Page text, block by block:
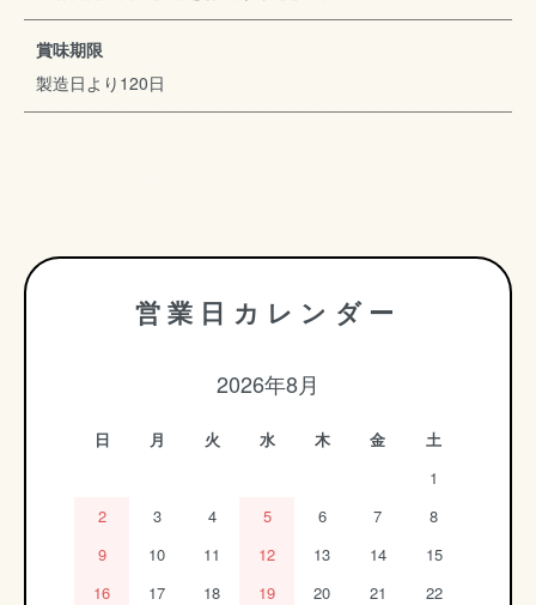
賞味期限
製造日より120日
営業日カレンダー
2026年8月
日 月 火 水 木 金
土
1
2
3 4 5 6 7
8
9
10 11 12 13 14
15
16
17 18 19 20 21
22